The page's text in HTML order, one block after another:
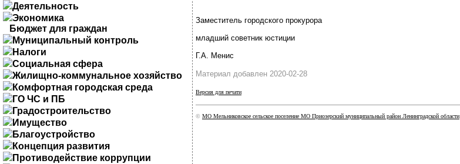
Деятельность
Экономика
Бюджет для граждан
Муниципальный контроль
Налоги
Социальная сфера
Жилищно-коммунальное хозяйство
Комфортная городская среда
ГО ЧС и ПБ
Градостроительство
Имущество
Благоустройство
Концепция развития
Противодействие коррупции
Заместитель городского прокурора
младший советник юстиции
Г.А. Менис
Материал добавлен 2020-02-28
Версия для печати
© МО Мельниковское сельское поселение МО Приозерский муниципальный район Ленинградской области